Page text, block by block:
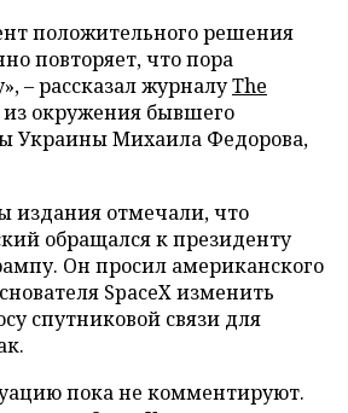
положительного решения
повторяет, что пора
– рассказал журналуThe
окружения бывшего
Украины Михаила Федорова,
издания отмечали, что
обращался к президенту
Он просил американского
SpaceX изменить
спутниковой связи для
пока не комментируют.